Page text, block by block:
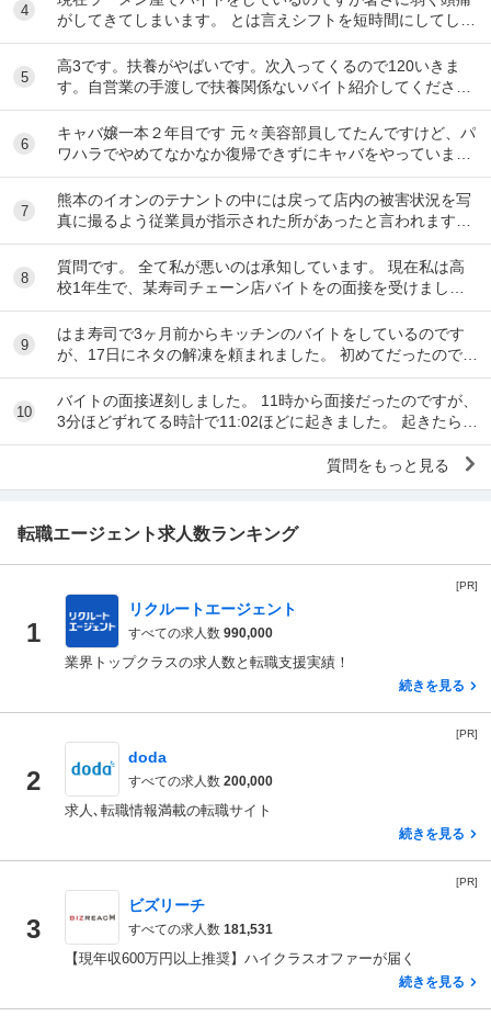
4
がしてきてしまいます。 とは言えシフトを短時間にしてしま
うとあまり稼げないのでバイトを変えたいと思っ...
5
高3です。扶養がやばいです。次入ってくるので120いきま
す。自営業の手渡しで扶養関係ないバイト紹介してくださ
い。大阪市です
6
キャバ嬢一本２年目です 元々美容部員してたんですけど、パ
ワハラでやめてなかなか復帰できずにキャバをやっています
昼間の仕事復帰したいのですが、またパワハラ...
7
熊本のイオンのテナントの中には戻って店内の被害状況を写
真に撮るよう従業員が指示された所があったと言われます。
事実ですか。テナント名は分かりますか。
8
質問です。 全て私が悪いのは承知しています。 現在私は高
校1年生で、某寿司チェーン店バイトをの面接を受けまし
た。面接をし、その場で採用をもらいました。そし...
9
はま寿司で3ヶ月前からキッチンのバイトをしているのです
が、17日にネタの解凍を頼まれました。 初めてだったのです
が、ネタを出し冷蔵庫にいれてる時に、こんな...
10
バイトの面接遅刻しました。 11時から面接だったのですが、
3分ほどずれてる時計で11:02ほどに起きました。 起きたらス
マホの充電が切れていて、とりあえ...
質問をもっと見る
転職エージェント求人数ランキング
[PR]
1
リクルートエージェント
すべての求人数 990,000
業界トップクラスの求人数と転職支援実績！
続きを見る
[PR]
2
doda
すべての求人数 200,000
求人､転職情報満載の転職サイト
続きを見る
[PR]
3
ビズリーチ
すべての求人数 181,531
【現年収600万円以上推奨】ハイクラスオファーが届く
続きを見る